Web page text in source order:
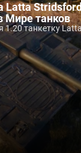
Latta
Мире танков
1.20 танкетку